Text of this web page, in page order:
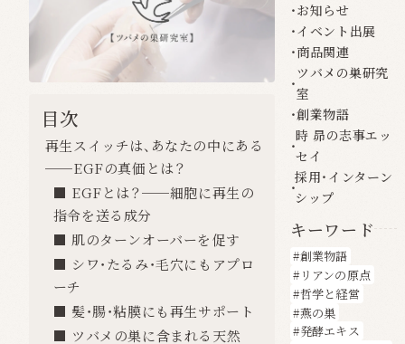
目次
再生スイッチは、あなたの中にある
──EGFの真価とは？
■ EGFとは？──細胞に再生の
指令を送る成分
■ 肌のターンオーバーを促す
■ シワ・たるみ・毛穴にもアプロ
ーチ
■ 髪・腸・粘膜にも再生サポート
■ ツバメの巣に含まれる天然
お知らせ
イベント出展
商品関連
ツバメの巣研究
室
創業物語
時 昴の志事エッ
セイ
採用・インターン
シップ
キーワード
創業物語
リアンの原点
哲学と経営
燕の巣
発酵エキス